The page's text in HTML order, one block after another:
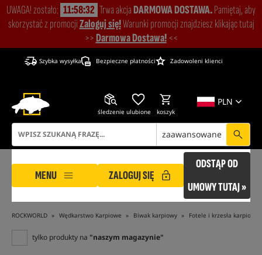
UWAGA! zostało: 11:58:31 Trwa akcjaDARMOWA DOSTAWA.Pamiętaj, aby
skorzystać z promocjiZaloguj się!Warunki promocji znajdziesz klikając tutaj
>>Darmowa Dostawa! <<
Szybka wysyłka Bezpieczne płatności Zadowoleni klienci
PLN
śledzenie ulubione koszyk
zaawansowane
MENU ZALOGUJ SIĘ
ODSTĄP OD
UMOWY TUTAJ »
ROCKWORLD Wędkarstwo Karpiowe Biwak karpiowy Fotele i krzesła karpiowe
tylko produkty na "naszym magazynie"